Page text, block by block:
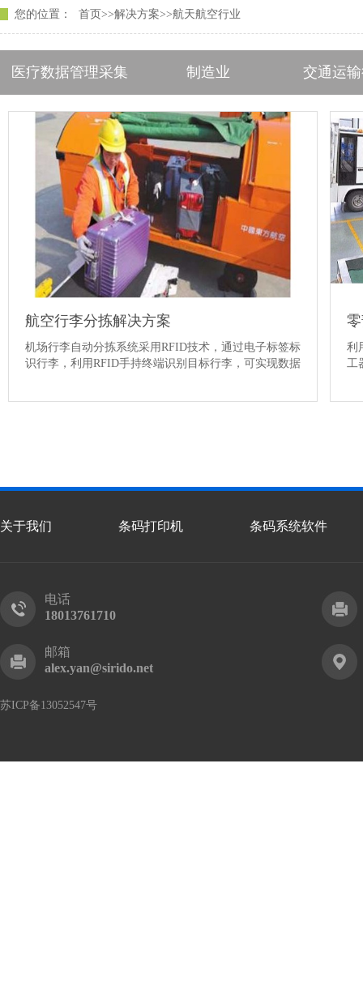
您的位置： 首页 >>解决方案>>航天航空行业
医疗数据管理采集 制造业 交通运
其他
航空行李分拣解决方案
机场行李自动分拣系统采用RFID技术，通过电子标签标
识行李，利用RFID手持终端识别目标行李，可实现数据
利
工
关于我们 条码打印机 条码系统软件
电话
18013761710
邮箱
alex.yan@sirido.net
苏ICP备13052547号